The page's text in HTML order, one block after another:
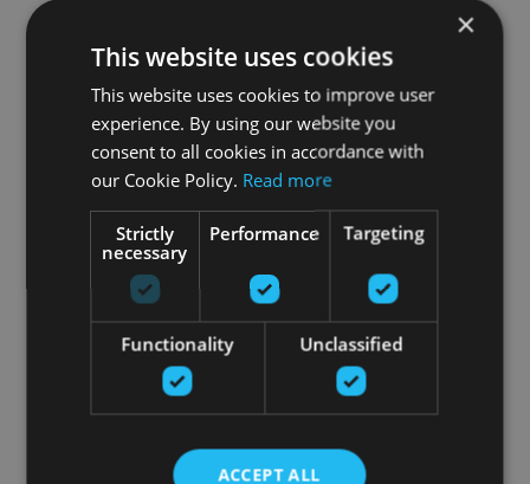
×
This website uses cookies
This website uses cookies to improve user
experience. By using our website you
consent to all cookies in accordance with
our Cookie Policy. Read more
Strictly
necessary
Performance Targeting
Functionality Unclassified
ACCEPT ALL